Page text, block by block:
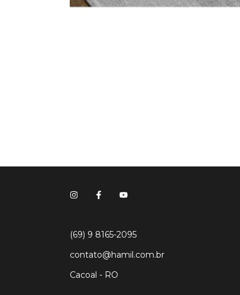
(69) 9 8165-2095
contato@hamil.com.br
Cacoal - RO